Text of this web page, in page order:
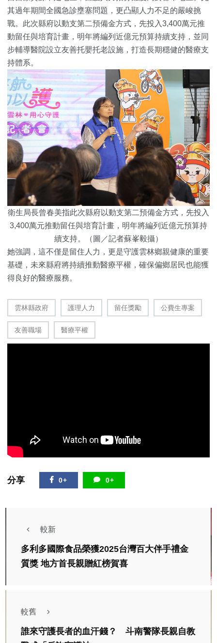
其過年期間全國急診壅塞問題，更凸顯人力不足的嚴峻挑
戰。此次縣府以動支第二預備金方式，先投入3,400萬元推
動留任與培育計畫，明年將編列近億元預算持續支持，並同
步輔導醫院設立友善托嬰托老設施，打造長期穩健的醫療支
持體系。
衛生局長曾春美指此次縣府以動支第二預備金方式，先投入
3,400萬元推動留任與培育計畫，明年將編列近億元預算持
續支持。（圖／記者蘇峯毅攝）
她強調，這不僅是留住人力，更是守護雲林鄉親健康的重要
基礎，未來縣府將持續推動醫療平權，確保偏鄉居民也能獲
得良好的醫療服務。
雲林縣政府 護理人力 留任獎勵 公費生專案
友善職場 醫療平權
分享 0+ 0+
較新
多利多國際食品榮獲2025台灣百大伴手禮金
質獎 地方首長親贈紅榜賀喜
較舊
誰來守護長者的血汗錢？ 斗南警隊長親自教